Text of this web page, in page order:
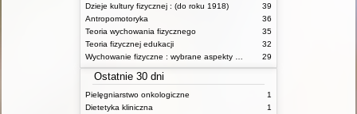
Dzieje kultury fizycznej : (do roku 1918)
39
Antropomotoryka
36
Teoria wychowania fizycznego
35
Teoria fizycznej edukacji
32
29
Ostatnie 30 dni
Pielęgniarstwo onkologiczne
1
Dietetyka kliniczna
1